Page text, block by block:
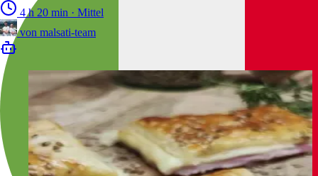
4 h 20 min · Mittel
von malsati-team